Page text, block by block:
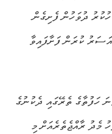
ދުވަހުން ފެށިގެން
ކުރަން ފަށާފައިވާ
ހަފުތާގެ ތެރޭގައި ދެކުނުގެ
މެދު ރާއްޖެތެރެއަށް މި